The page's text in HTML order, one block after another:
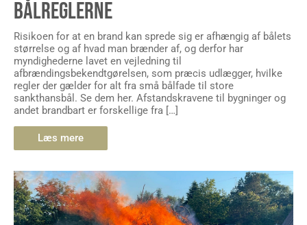
BÅLREGLERNE
Risikoen for at en brand kan sprede sig er afhængig af bålets
størrelse og af hvad man brænder af, og derfor har
myndighederne lavet en vejledning til
afbrændingsbekendtgørelsen, som præcis udlægger, hvilke
regler der gælder for alt fra små bålfade til store
sankthansbål. Se dem her. Afstandskravene til bygninger og
andet brandbart er forskellige fra […]
Læs mere